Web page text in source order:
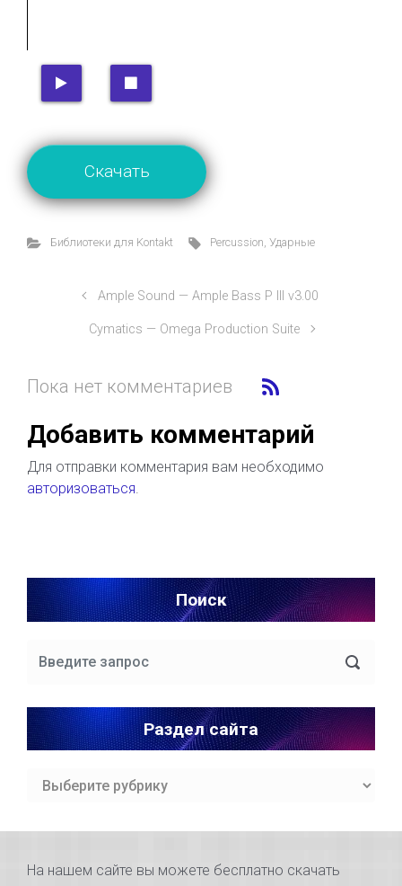
Скачать
Библиотеки для Kontakt Percussion,Ударные
Ample Sound — Ample Bass P III v3.00
Cymatics — Omega Production Suite
Пока нет комментариев
Добавить комментарий
Для отправки комментария вам необходимо
авторизоваться
Поиск
Раздел сайта
Раздел
На нашем сайте вы можете бесплатно скачать